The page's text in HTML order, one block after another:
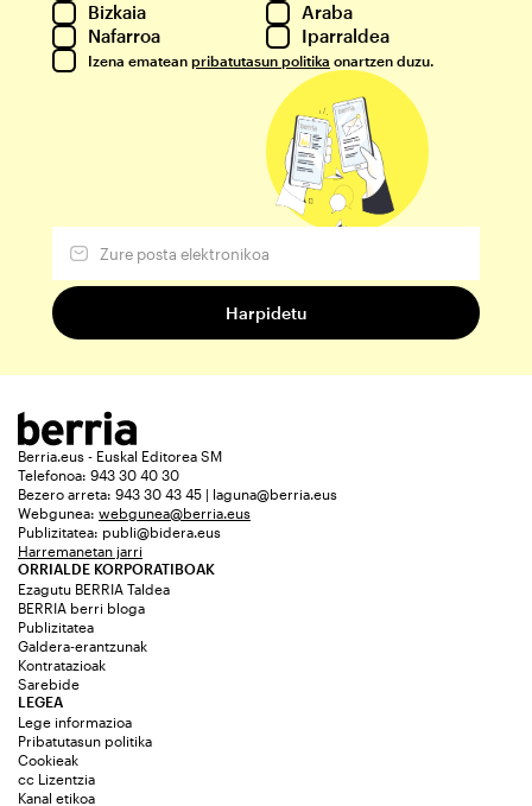
Bizkaia
Araba
Nafarroa
Iparraldea
Izena ematean pribatutasun politika onartzen duzu.
Berria.eus - Euskal Editorea SM
Telefonoa: 943 30 40 30
Bezero arreta: 943 30 43 45 | laguna@berria.eus
Webgunea: webgunea@berria.eus
Publizitatea: publi@bidera.eus
Harremanetan jarri
ORRIALDE KORPORATIBOAK
Ezagutu BERRIA Taldea
BERRIA berri bloga
Publizitatea
Galdera-erantzunak
Kontratazioak
Sarebide
LEGEA
Lege informazioa
Pribatutasun politika
Cookieak
cc Lizentzia
Kanal etikoa